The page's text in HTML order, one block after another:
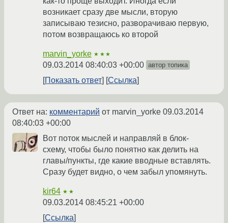
возникает сразу две мысли, вторую
записываю тезисно, разворачиваю первую,
потом возвращаюсь ко второй
marvin_yorke ★★★
09.03.2014 08:40:03 +00:00 автор топика
Показать ответ Ссылка
Ответ на: комментарий от marvin_yorke 09.03.2014
08:40:03 +00:00
Вот поток мыслей и направляй в блок-
схему, чтобы было понятно как делить на
главы/пункты, где какие вводные вставлять.
Сразу будет видно, о чем забыл упомянуть.
kir64 ★★
09.03.2014 08:45:21 +00:00
Ссылка